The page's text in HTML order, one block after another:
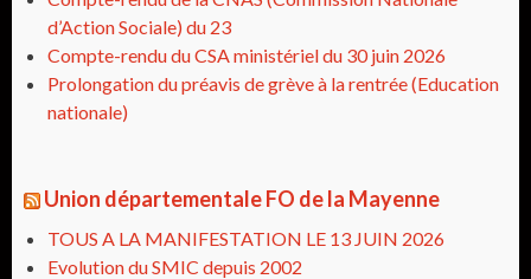
d’Action Sociale) du 23
Compte-rendu du CSA ministériel du 30 juin 2026
Prolongation du préavis de grève à la rentrée (Education
nationale)
Union départementale FO de la Mayenne
TOUS A LA MANIFESTATION LE 13 JUIN 2026
Evolution du SMIC depuis 2002